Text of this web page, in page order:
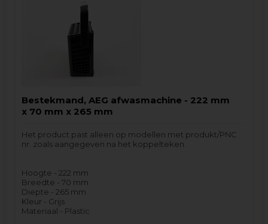
Bestekmand, AEG afwasmachine - 222 mm
x 70 mm x 265 mm
Het product past alleen op modellen met produkt/PNC
nr. zoals aangegeven na het koppelteken.
Hoogte - 222 mm
Breedte - 70 mm
Diepte - 265 mm
Kleur - Grijs
Materiaal - Plastic